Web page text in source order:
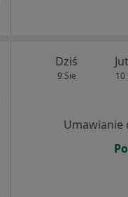
Dziś
9 Sie 10
Umawianie